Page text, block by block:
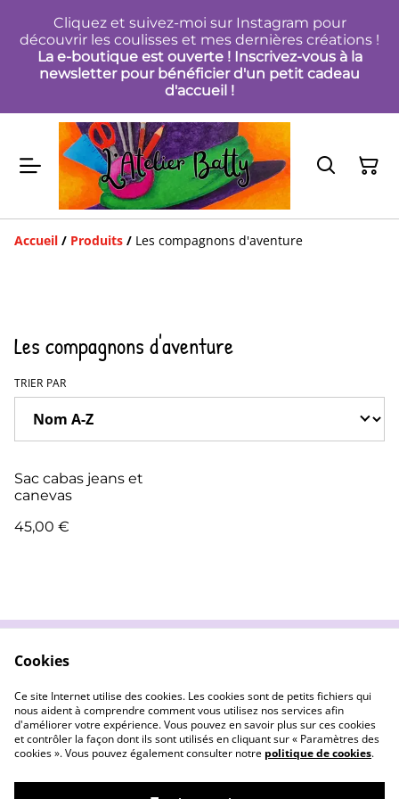
Cliquez et suivez-moi sur Instagram pour
découvrir les coulisses et mes dernières créations !
La e-boutique est ouverte ! Inscrivez-vous à la
newsletter pour bénéficier d'un petit cadeau
d'accueil !
Accueil / Produits / Les compagnons d'aventure
Les compagnons d'aventure
TRIER PAR
Sac cabas jeans et
canevas
45,00 €
Politique de
confidentialité
Politique de cookies
Cookies
Ce site Internet utilise des cookies. Les cookies sont de petits fichiers qui
nous aident à comprendre comment vous utilisez nos services afin
d'améliorer votre expérience. Vous pouvez en savoir plus sur ces cookies
et contrôler la façon dont ils sont utilisés en cliquant sur « Paramètres des
cookies ». Vous pouvez également consulter notre politique de cookies.